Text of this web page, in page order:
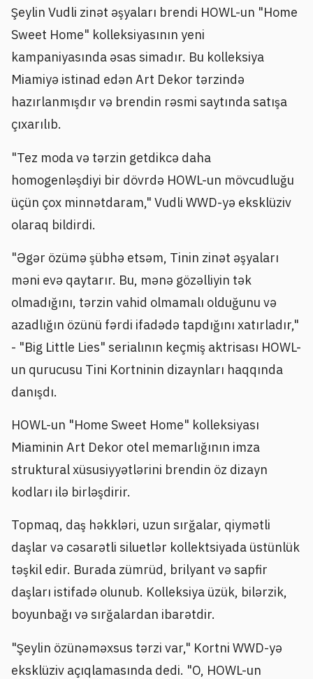
Şeylin Vudli zinət əşyaları brendi HOWL-un "Home
Sweet Home" kolleksiyasının yeni
kampaniyasında əsas simadır. Bu kolleksiya
Miamiyə istinad edən Art Dekor tərzində
hazırlanmışdır və brendin rəsmi saytında satışa
çıxarılıb.
"Tez moda və tərzin getdikcə daha
homogenləşdiyi bir dövrdə HOWL-un mövcudluğu
üçün çox minnətdaram," Vudli WWD-yə eksklüziv
olaraq bildirdi.
"Əgər özümə şübhə etsəm, Tinin zinət əşyaları
məni evə qaytarır. Bu, mənə gözəlliyin tək
olmadığını, tərzin vahid olmamalı olduğunu və
azadlığın özünü fərdi ifadədə tapdığını xatırladır,"
- "Big Little Lies" serialının keçmiş aktrisası HOWL-
un qurucusu Tini Kortninin dizaynları haqqında
danışdı.
HOWL-un "Home Sweet Home" kolleksiyası
Miaminin Art Dekor otel memarlığının imza
struktural xüsusiyyətlərini brendin öz dizayn
kodları ilə birləşdirir.
Topmaq, daş həkkləri, uzun sırğalar, qiymətli
daşlar və cəsarətli siluetlər kollektsiyada üstünlük
təşkil edir. Burada zümrüd, brilyant və sapfir
daşları istifadə olunub. Kolleksiya üzük, bilərzik,
boyunbağı və sırğalardan ibarətdir.
"Şeylin özünəməxsus tərzi var," Kortni WWD-yə
eksklüziv açıqlamasında dedi. "O, HOWL-un